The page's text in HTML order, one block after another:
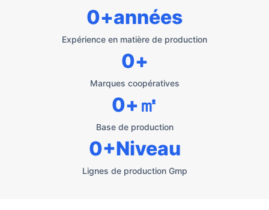
Expérience en matière de production
0+années
Marques coopératives
0+
Base de production
0+㎡
Lignes de production Gmp
0+Niveau